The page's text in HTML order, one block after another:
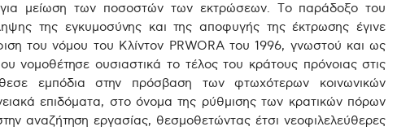
για μείωση των ποσοστών των εκτρώσεων. Το παράδοξο του
της εγκυμοσύνης και της αποφυγής της έκτρωσης έγινε
του νόμου του Κλίντον PRWORA του 1996, γνωστού και ως
νομοθέτησε ουσιαστικά το τέλος του κράτους πρόνοιας στις
εμπόδια στην πρόσβαση των φτωχότερων κοινωνικών
επιδόματα, στο όνομα της ρύθμισης των κρατικών πόρων
αναζήτηση εργασίας, θεσμοθετώντας έτσι νεοφιλελεύθερες